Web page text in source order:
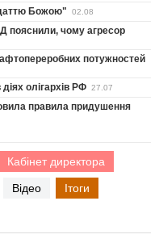
Божою" 02.08
пояснили, чому агресор
потужностей
олігархів РФ 27.07
правила придушення
Кабінет директора
Відео Ітоги